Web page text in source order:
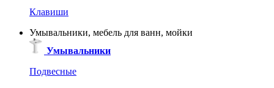
Клавиши
Умывальники, мебель для ванн, мойки
Умывальники
Подвесные